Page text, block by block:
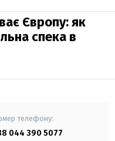
Європу: як
спека в
телефону:
044 390 5077